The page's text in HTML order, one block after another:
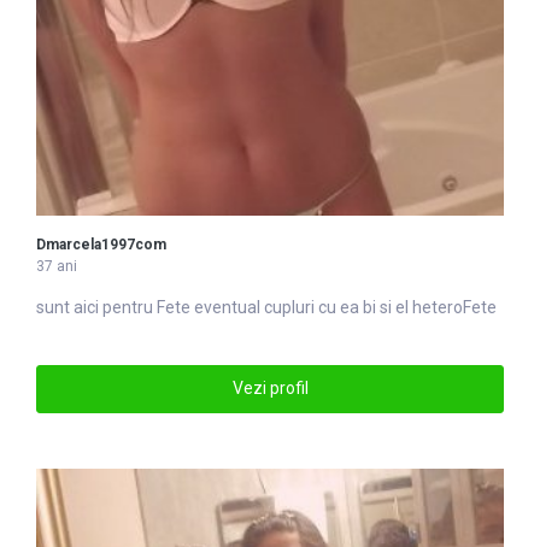
Dmarcela1997com
37 ani
sunt aici pentru Fete eventual cupluri cu ea bi si el heteroFete
Vezi profil